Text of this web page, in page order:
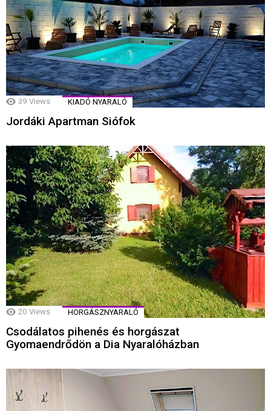
39 Views KIADÓ NYARALÓ
Jordáki Apartman Siófok
20 Views HORGÁSZNYARALÓ
Csodálatos pihenés és horgászat
Gyomaendrődön a Dia Nyaralóházban